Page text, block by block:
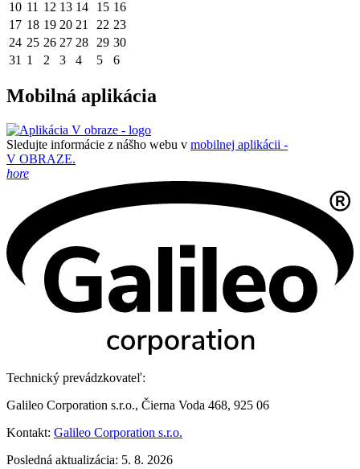
10 11 12 13 14 15 16
17 18 19 20 21 22 23
24 25 26 27 28 29 30
31 1 2 3 4 5 6
Mobilná aplikácia
Sledujte informácie z nášho webu v mobilnej aplikácii -
V OBRAZE.
hore
Technický prevádzkovateľ:
Galileo Corporation s.r.o., Čierna Voda 468, 925 06
Kontakt: Galileo Corporation s.r.o.
Posledná aktualizácia: 5. 8. 2026